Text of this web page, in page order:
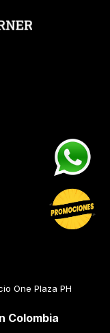
One Plaza PH
Colombia